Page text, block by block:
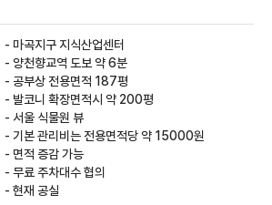
- 마곡지구 지식산업센터
- 양천향교역 도보 약 6분
- 공부상 전용면적 187평
- 발코니 확장면적시 약 200평
- 서울 식물원 뷰
- 기본 관리비는 전용면적당 약 15000원
- 면적 증감 가능
- 무료 주차대수 협의
- 현재 공실